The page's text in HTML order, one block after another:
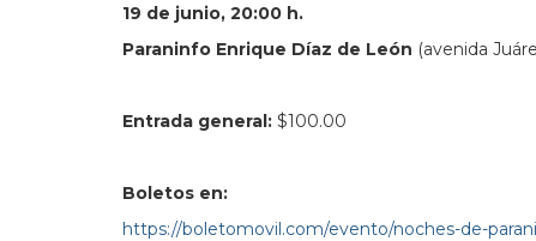
19 de junio, 20:00 h.
Paraninfo Enrique Díaz de León (avenida
Entrada general: $100.00
Boletos en:
https://boletomovil.com/evento/noches-de-